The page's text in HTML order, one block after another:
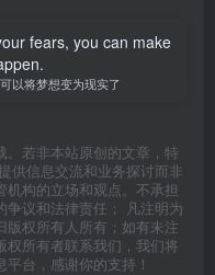
fears, you can make
以将梦想变为现实了
若非本站原创的文章，特
供信息交流和业务探讨而非
构的立场和观点。不承担
争议和法律责任； 凡注明为
版权所有人所有；如有未注
权所有者联系我们，我们将
台，感谢你的支持！